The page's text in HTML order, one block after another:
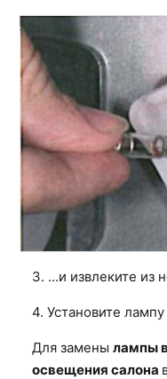
3. ...и извлеките из
4. Установите
Для замены лампы
освещения салона